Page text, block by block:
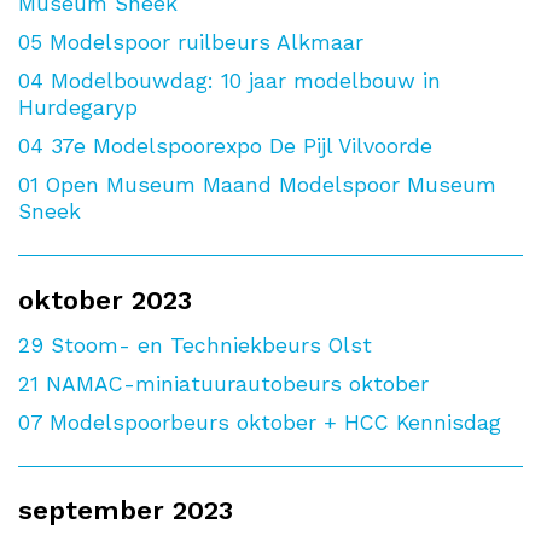
05 Modelspoor ruilbeurs Alkmaar
04 Modelbouwdag: 10 jaar modelbouw in
Hurdegaryp
04 37e Modelspoorexpo De Pijl Vilvoorde
01 Open Museum Maand Modelspoor Museum
Sneek
oktober 2023
29 Stoom- en Techniekbeurs Olst
21 NAMAC-miniatuurautobeurs oktober
07 Modelspoorbeurs oktober + HCC Kennisdag
september 2023